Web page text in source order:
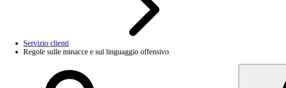
Servizio clienti
Regole sulle minacce e sul linguaggio offensivo